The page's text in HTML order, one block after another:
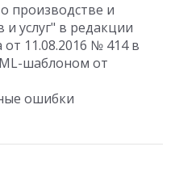
производстве и
и услуг" в редакции
от 11.08.2016 № 414 в
шаблоном от
ошибки